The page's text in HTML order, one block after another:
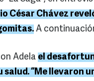
César Chávez
A
Adela el
salud. “Me llevaron